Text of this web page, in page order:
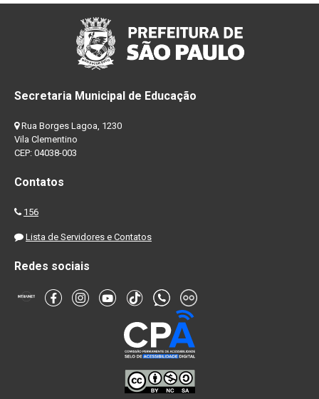
Secretaria Municipal de Educação
Rua Borges Lagoa, 1230
Vila Clementino
CEP: 04038-003
Contatos
156
Lista de Servidores e Contatos
Redes sociais